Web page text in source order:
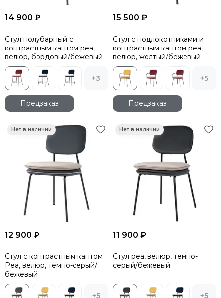
14 900 ₽
Стул полубарный с
контрастным кантом pea,
велюр, бордовый/бежевый
+3
Предзаказ
15 500 ₽
Стул с подлокотниками и
контрастным кантом pea,
велюр, желтый/бежевый
+5
Предзаказ
12 900 ₽
Стул с контрастным кантом
Pea, велюр, темно-серый/
бежевый
+5
11 900 ₽
Стул pea, велюр, темно-
серый/бежевый
+5